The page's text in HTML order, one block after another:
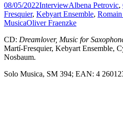
08/05/2022InterviewAlbena Petrovic,
Fresquier, Kebyart Ensemble,
MusicaOliver Fraenzke
CD: Dreamlover, Music for
Martí-Fresquier, Kebyart Ensemble,
Nosbaum.
Solo Musica, SM 394; EAN: 4